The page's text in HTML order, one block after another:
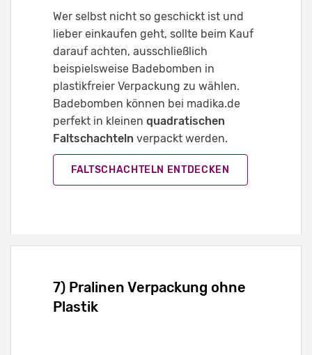
Wer selbst nicht so geschickt ist und
lieber einkaufen geht, sollte beim Kauf
darauf achten, ausschließlich
beispielsweise Badebomben in
plastikfreier Verpackung zu wählen.
Badebomben können bei madika.de
perfekt in kleinen quadratischen
Faltschachteln verpackt werden.
FALTSCHACHTELN ENTDECKEN
7) Pralinen Verpackung ohne
Plastik